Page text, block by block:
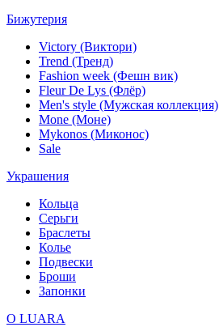
Бижутерия
Victory (Виктори)
Trend (Тренд)
Fashion week (Фешн вик)
Fleur De Lys (Флёр)
Men's style (Мужская коллекция)
Mone (Моне)
Mykonos (Миконос)
Sale
Украшения
Кольца
Серьги
Браслеты
Колье
Подвески
Броши
Запонки
О LUARA